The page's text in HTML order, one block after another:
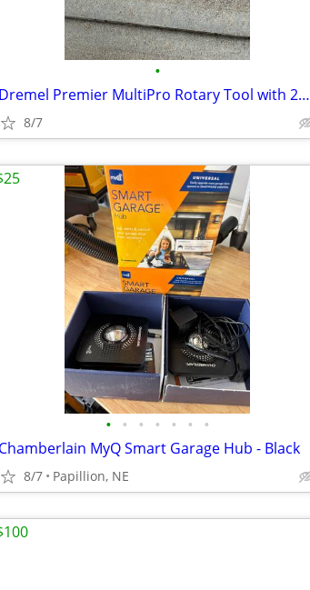
•
Dremel Premier MultiPro Rotary Tool with 200-Piece Accessory Kit
8/7
• • • • • • •
Chamberlain MyQ Smart Garage Hub - Black
8/7 Papillion, NE